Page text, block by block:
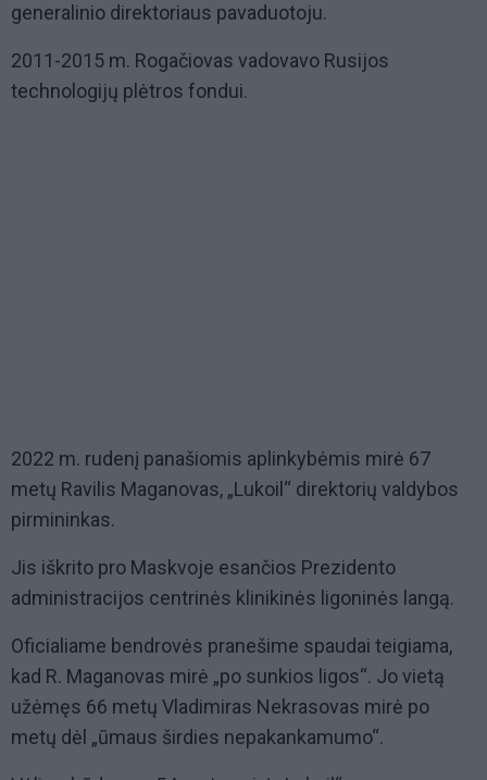
generalinio direktoriaus pavaduotoju.
2011-2015 m. Rogačiovas vadovavo Rusijos
technologijų plėtros fondui.
2022 m. rudenį panašiomis aplinkybėmis mirė 67
metų Ravilis Maganovas, „Lukoil“ direktorių valdybos
pirmininkas.
Jis iškrito pro Maskvoje esančios Prezidento
administracijos centrinės klinikinės ligoninės langą.
Oficialiame bendrovės pranešime spaudai teigiama,
kad R. Maganovas mirė „po sunkios ligos“. Jo vietą
užėmęs 66 metų Vladimiras Nekrasovas mirė po
metų dėl „ūmaus širdies nepakankamumo“.